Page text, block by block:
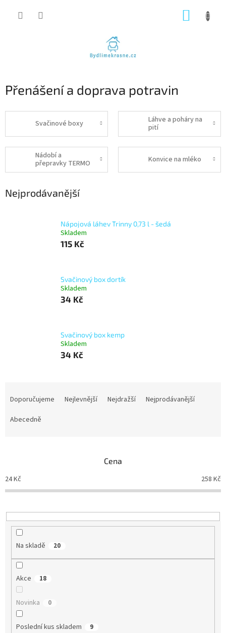
Přenášení a doprava potravin
Svačinové boxy
Láhve a poháry na
pití
Nádobí a
přepravky TERMO
Konvice na mléko
Nejprodávanější
Nápojová láhev Trinny 0,73 l - šedá
Skladem
115 Kč
Svačinový box dortík
Skladem
34 Kč
Svačinový box kemp
Skladem
34 Kč
o
d
k
t
Doporučujeme Nejlevnější Nejdražší
Nejprodávanější
Abecedně
Cena
24Kč 258 Kč
Na skladě 20
Akce 18
Novinka 0
Poslední kus skladem 9